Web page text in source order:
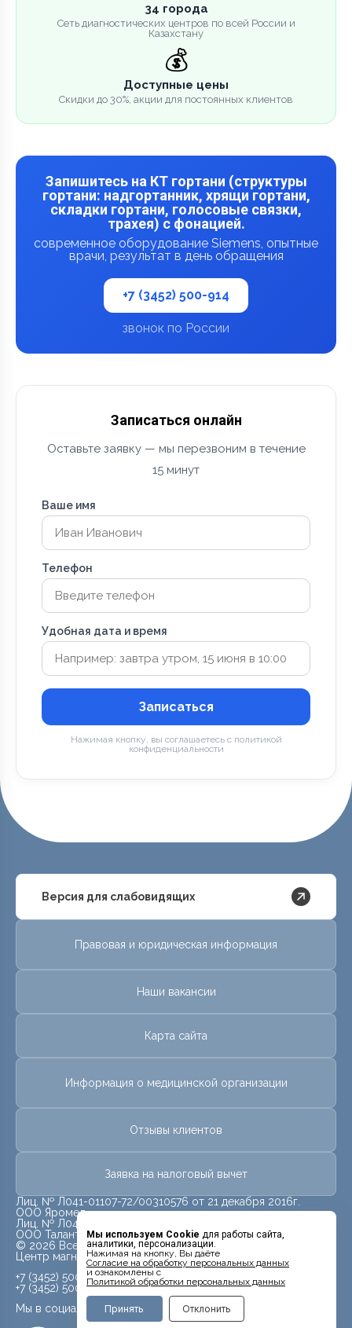
Мы используем Cookie для работы сайта,
аналитики, персонализации.
Нажимая на кнопку, Вы даёте
Cогласие на обработку персональных данных
и ознакомлены с
Политикой обработки персональных данных
Принять Отклонить
34 города
Сеть диагностических центров по всей России и
Казахстану
💰
Доступные цены
Скидки до 30%, акции для постоянных клиентов
Запишитесь на КТ гортани (структуры
гортани: надгортанник, хрящи гортани,
складки гортани, голосовые связки,
трахея) с фонацией.
современное оборудование Siemens, опытные
врачи, результат в день обращения
+7 (3452) 500-914
звонок по России
Записаться онлайн
Оставьте заявку — мы перезвоним в течение
15 минут
Ваше имя
Телефон
Удобная дата и время
Записаться
Нажимая кнопку, вы соглашаетесь с политикой
конфиденциальности
Версия для слабовидящих
Правовая и юридическая информация
Наши вакансии
Карта сайта
Информация о медицинской организации
Отзывы клиентов
Заявка на налоговый вычет
Лиц. № Л041-01107-72/00310576 от 21 декабря 2016г.
ООО Яромед
Лиц. № Л041-01107-72/00623073 от 31 октября 2022г.
ООО Талант
© 2026 Все права защищены.
Центр магнитно-резонансной томографии «МРТ Лидер»
Мы в социальных сетях
+7 (3452) 500-914
+7 (3452) 500-944